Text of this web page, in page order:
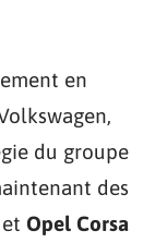
en
du groupe
des
et Opel Corsa